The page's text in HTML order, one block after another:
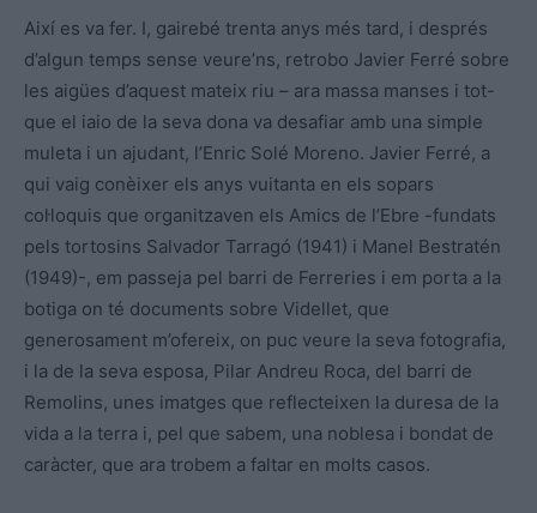
Així es va fer. I, gairebé trenta anys més tard, i després
d’algun temps sense veure’ns, retrobo Javier Ferré sobre
les aigües d’aquest mateix riu – ara massa manses i tot-
que el iaio de la seva dona va desafiar amb una simple
muleta i un ajudant, l’Enric Solé Moreno. Javier Ferré, a
qui vaig conèixer els anys vuitanta en els sopars
col·loquis que organitzaven els Amics de l’Ebre -fundats
pels tortosins Salvador Tarragó (1941) i Manel Bestratén
(1949)-, em passeja pel barri de Ferreries i em porta a la
botiga on té documents sobre Videllet, que
generosament m’ofereix, on puc veure la seva fotografia,
i la de la seva esposa, Pilar Andreu Roca, del barri de
Remolins, unes imatges que reflecteixen la duresa de la
vida a la terra i, pel que sabem, una noblesa i bondat de
caràcter, que ara trobem a faltar en molts casos.